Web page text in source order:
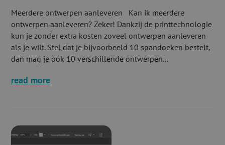
Meerdere ontwerpen aanleveren Kan ik meerdere
ontwerpen aanleveren? Zeker! Dankzij de printtechnologie
kun je zonder extra kosten zoveel ontwerpen aanleveren
als je wilt. Stel dat je bijvoorbeeld 10 spandoeken bestelt,
dan mag je ook 10 verschillende ontwerpen...
read more